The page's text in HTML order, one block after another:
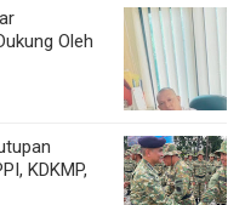
Oleh
KDKMP,